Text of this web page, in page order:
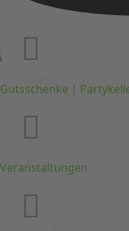
Gutsschenke |
Veranstaltungen